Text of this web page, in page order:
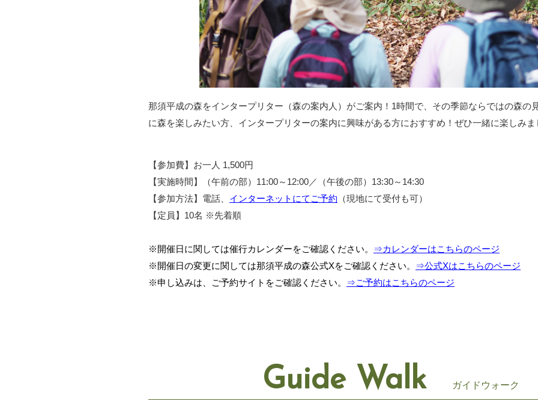
那須平成の森をインタープリター（森の案内人）がご案内！1時間で、その季節ならではの森の
に森を楽しみたい方、インタープリターの案内に興味がある方におすすめ！ぜひ一緒に楽しみま
【参加費】お一人 1,500円
【実施時間】（午前の部）11:00～12:00／（午後の部）13:30～14:30
【参加方法】電話、 インターネットにてご予約 （現地にて受付も可）
【定員】10名 ※先着順
※開催日に関しては催行カレンダーをご確認ください。
⇒カレンダーはこちらのページ
※開催日の変更に関しては那須平成の森公式Xをご確認ください。
⇒公式Xはこちらのページ
※申し込みは、ご予約サイトをご確認ください。
⇒ご予約はこちらのページ
Guide Walk ガイドウォーク